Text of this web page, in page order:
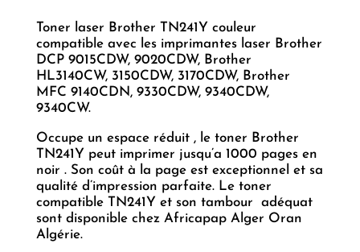
Toner laser Brother TN241Y couleur
compatible avec les imprimantes laser Brother
DCP 9015CDW, 9020CDW, Brother
HL3140CW, 3150CDW, 3170CDW, Brother
MFC 9140CDN, 9330CDW, 9340CDW,
9340CW.
Occupe un espace réduit , le toner Brother
TN241Y peut imprimer jusqu’a 1000 pages en
noir . Son coût à la page est exceptionnel et sa
qualité d’impression parfaite. Le toner
compatible TN241Y et son tambour adéquat
sont disponible chez Africapap Alger Oran
Algérie.